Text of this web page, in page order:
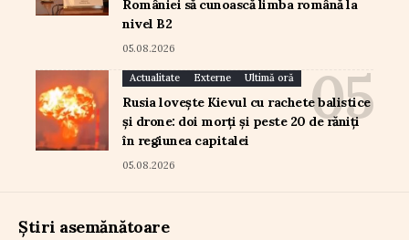
României să cunoască limba română la
nivel B2
05.08.2026
Actualitate Externe Ultimă oră
Rusia lovește Kievul cu rachete balistice
și drone: doi morți și peste 20 de răniți
în regiunea capitalei
05.08.2026
Știri asemănătoare